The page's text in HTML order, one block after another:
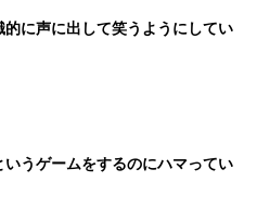
的に声に出して笑うようにしてい
うゲームをするのにハマってい